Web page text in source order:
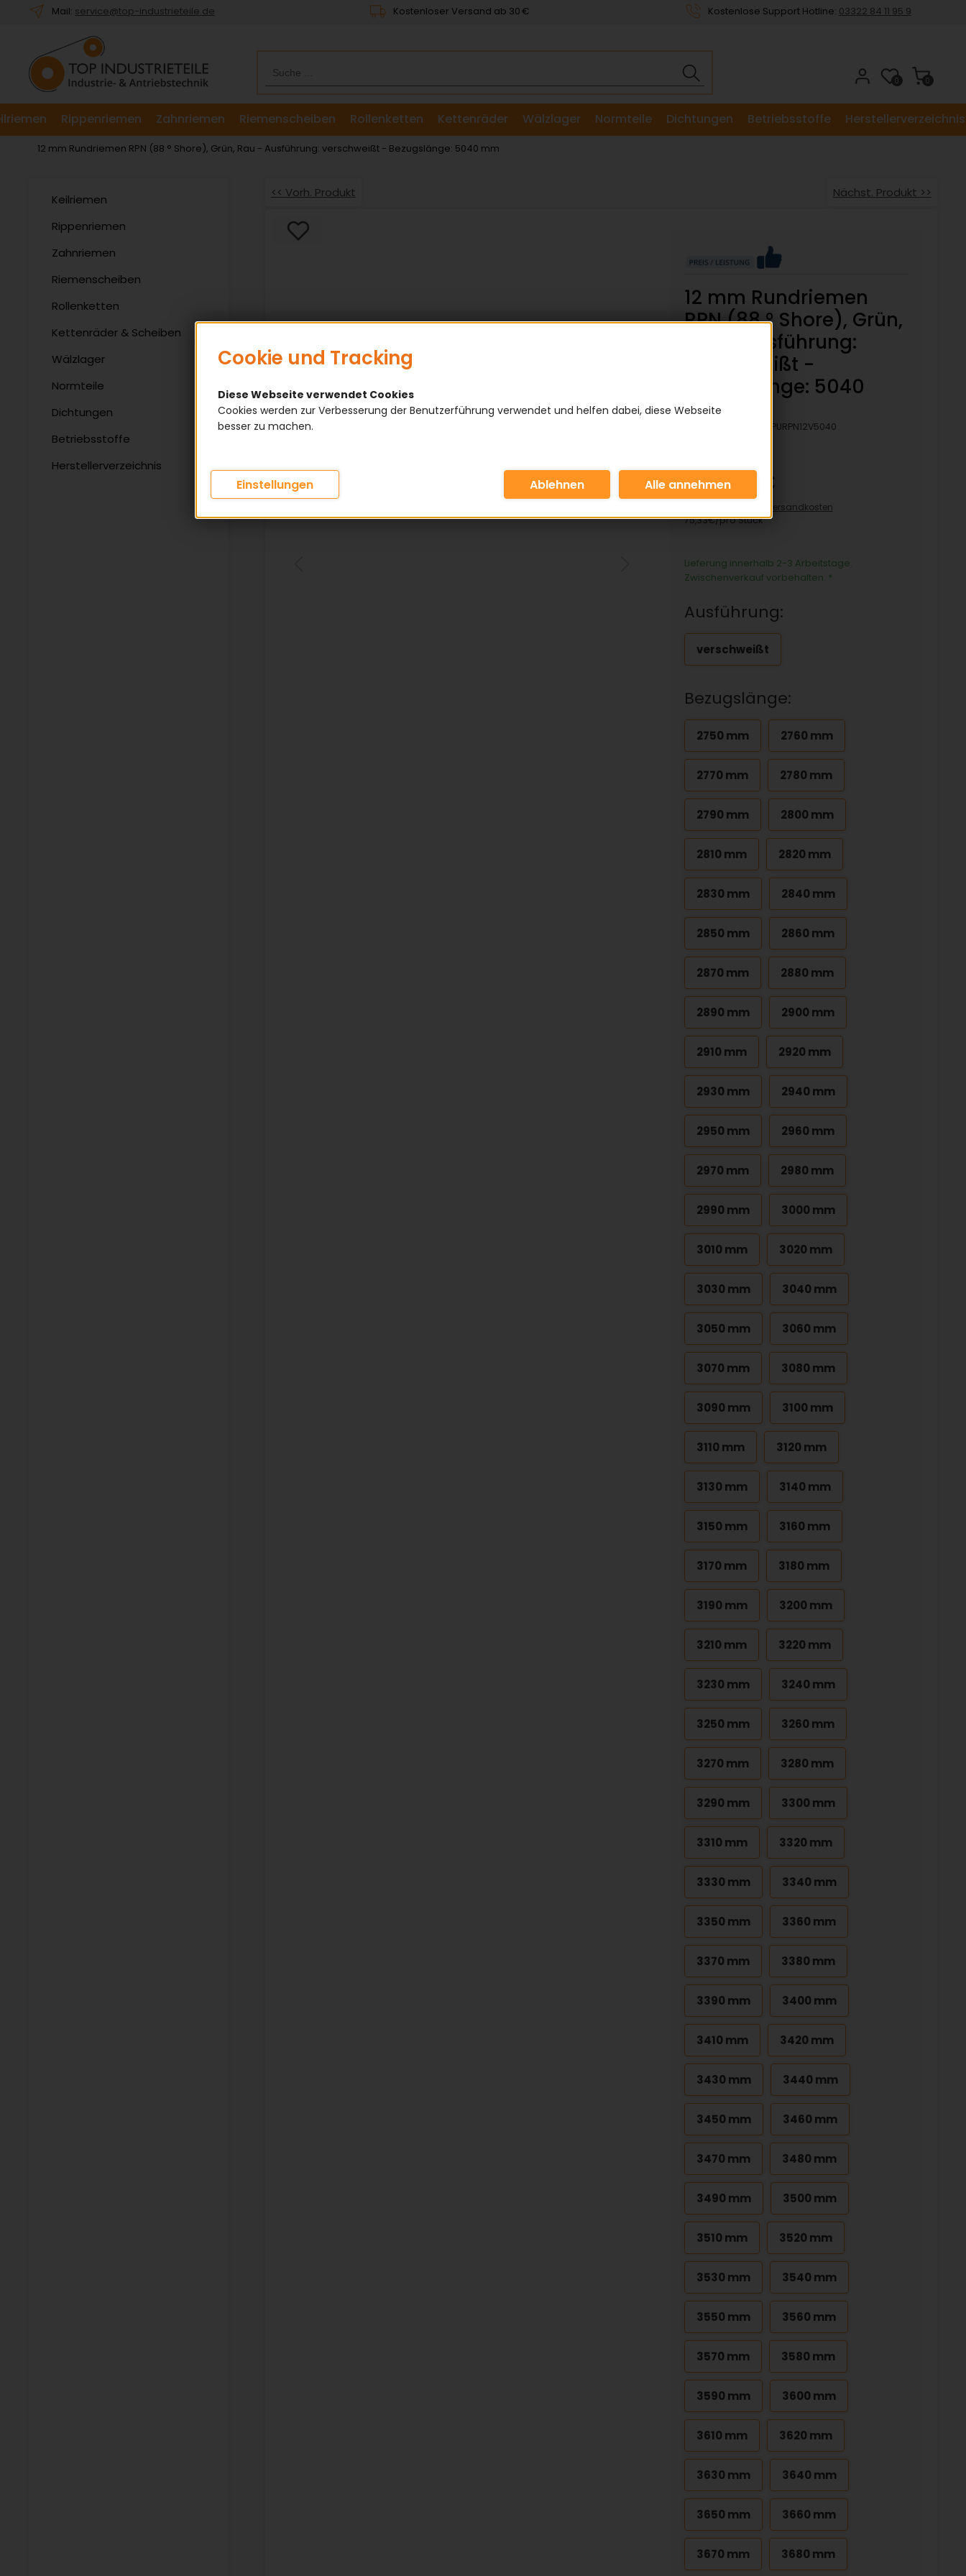
Willkommen.
für
das
Barrierefreiheitsmenü
Mail: service@top-industrieteile.de Kostenloser Versand ab 30 € Kostenlose Support Hotline: 03322 84 11 95 9
0
0
Rippenriemen Zahnriemen Riemenscheiben Rollenketten
Kettenräder
& Scheiben
Wälzlager Normteile Dichtungen Betriebsstoffe Herstellerverzeichnis
12 mm Rundriemen RPN (88 ° Shore), Grün, Rau - Ausführung: verschweißt - Bezugslänge: 5040 mm
Keilriemen
Rippenriemen
Zahnriemen
Riemenscheiben
Rollenketten
Kettenräder & Scheiben
Wälzlager
Normteile
Dichtungen
Betriebsstoffe
Herstellerverzeichnis
<< Vorh. Produkt Nächst. Produkt >>
12 mm Rundriemen
RPN (88 ° Shore), Grün,
Rau - Ausführung:
verschweißt -
Bezugslänge: 5040
mm
KPURPN12V5040
75,33 €
Versandkosten
75,33€/pro Stück
Lieferung innerhalb 2-3 Arbeitstage.
Zwischenverkauf vorbehalten. *
Ausführung:
verschweißt
Bezugslänge:
2750 mm 2760 mm
2770 mm 2780 mm
2790 mm 2800 mm
2810 mm 2820 mm
2830 mm 2840 mm
2850 mm 2860 mm
2870 mm 2880 mm
2890 mm 2900 mm
2910 mm 2920 mm
2930 mm 2940 mm
2950 mm 2960 mm
2970 mm 2980 mm
2990 mm 3000 mm
3010 mm 3020 mm
3030 mm 3040 mm
3050 mm 3060 mm
3070 mm 3080 mm
3090 mm 3100 mm
3110 mm 3120 mm
3130 mm 3140 mm
3150 mm 3160 mm
3170 mm 3180 mm
3190 mm 3200 mm
3210 mm 3220 mm
3230 mm 3240 mm
3250 mm 3260 mm
3270 mm 3280 mm
3290 mm 3300 mm
3310 mm 3320 mm
3330 mm 3340 mm
3350 mm 3360 mm
3370 mm 3380 mm
3390 mm 3400 mm
3410 mm 3420 mm
3430 mm 3440 mm
3450 mm 3460 mm
3470 mm 3480 mm
3490 mm 3500 mm
3510 mm 3520 mm
3530 mm 3540 mm
3550 mm 3560 mm
3570 mm 3580 mm
3590 mm 3600 mm
3610 mm 3620 mm
3630 mm 3640 mm
3650 mm 3660 mm
3670 mm 3680 mm
Cookie und Tracking
Diese Webseite verwendet Cookies
Cookies werden zur Verbesserung der Benutzerführung verwendet und helfen dabei, diese Webseite
besser zu machen.
Einstellungen